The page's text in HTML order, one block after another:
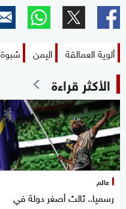
ألوية العمالقة اليمن شبوة
الأكثر قراءة
عالم
رسميا.. ثالث أصغر دولة في